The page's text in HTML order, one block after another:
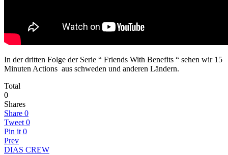
In der dritten Folge der Serie “ Friends With Benefits “ sehen wir 15
Minuten Actions aus schweden und anderen Ländern.
Total
0
Shares
Share 0
Tweet 0
Pin it 0
Prev
DIAS CREW